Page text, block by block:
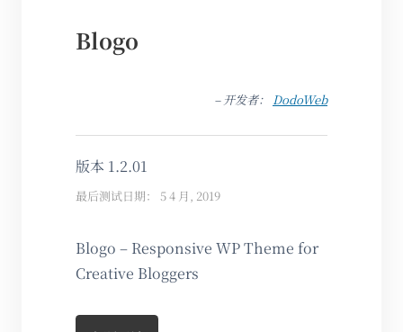
Blogo
– 开发者： DodoWeb
版本 1.2.01
最后测试日期： 5 4 月, 2019
Blogo – Responsive WP Theme for
Creative Bloggers